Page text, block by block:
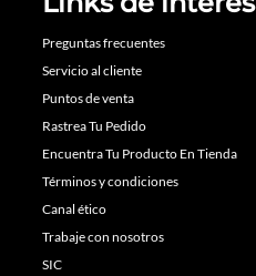
Preguntas frecuentes
Servicio al cliente
Puntos de venta
Rastrea Tu Pedido
Encuentra Tu Producto En Tienda
Términos y condiciones
Canal ético
Trabaje con nosotros
SIC